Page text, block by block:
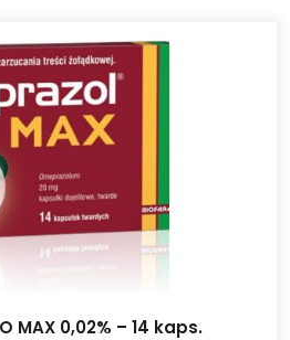
MAX 0,02% – 14 kaps.